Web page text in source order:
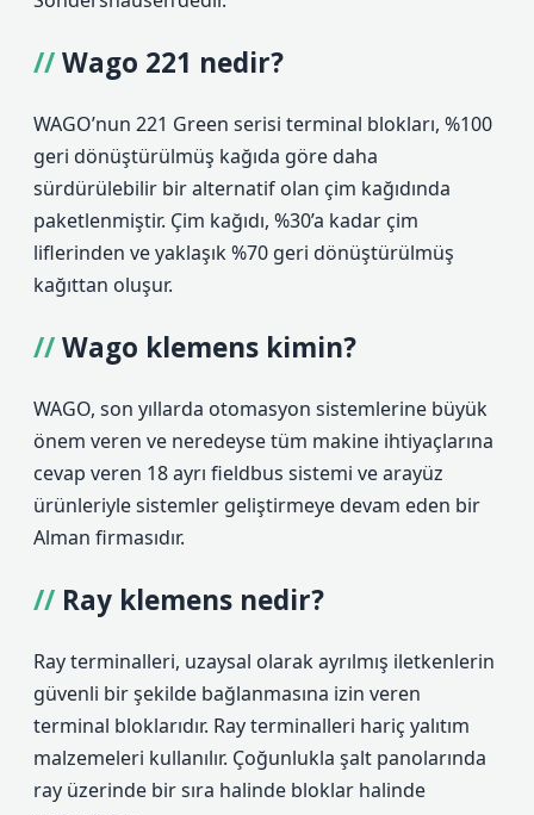
Wago 221 nedir?
WAGO’nun 221 Green serisi terminal blokları, %100
geri dönüştürülmüş kağıda göre daha
sürdürülebilir bir alternatif olan çim kağıdında
paketlenmiştir. Çim kağıdı, %30’a kadar çim
liflerinden ve yaklaşık %70 geri dönüştürülmüş
kağıttan oluşur.
Wago klemens kimin?
WAGO, son yıllarda otomasyon sistemlerine büyük
önem veren ve neredeyse tüm makine ihtiyaçlarına
cevap veren 18 ayrı fieldbus sistemi ve arayüz
ürünleriyle sistemler geliştirmeye devam eden bir
Alman firmasıdır.
Ray klemens nedir?
Ray terminalleri, uzaysal olarak ayrılmış iletkenlerin
güvenli bir şekilde bağlanmasına izin veren
terminal bloklarıdır. Ray terminalleri hariç yalıtım
malzemeleri kullanılır. Çoğunlukla şalt panolarında
ray üzerinde bir sıra halinde bloklar halinde